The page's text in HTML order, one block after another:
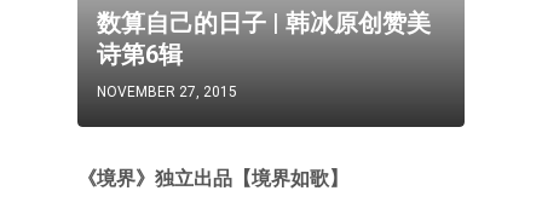
数算自己的日子 | 韩冰原创赞美
诗第6辑
NOVEMBER 27, 2015
《境界》独立出品【境界如歌】